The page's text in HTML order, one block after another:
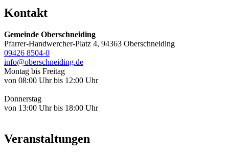
Kontakt
Gemeinde Oberschneiding
Pfarrer-Handwercher-Platz 4, 94363 Oberschneiding
09426 8504-0
info@oberschneiding.de
Montag bis Freitag
von 08:00 Uhr bis 12:00 Uhr
Donnerstag
von 13:00 Uhr bis 18:00 Uhr
Veranstaltungen